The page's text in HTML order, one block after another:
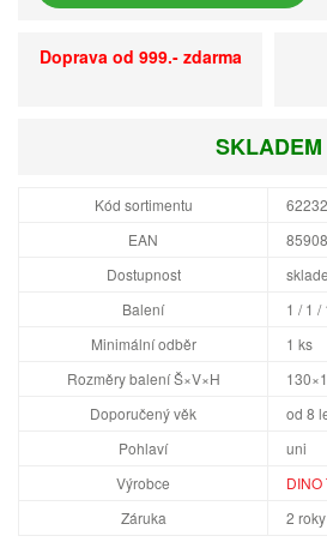
Doprava od 999.- zdarma
SKLADEM
Kód sortimentu
EAN
Dostupnost
Balení
1 / 1 /
Minimální odběr
1 ks
Rozměry balení Š×V×H
Doporučený věk
od 8
Pohlaví
uni
Výrobce
DINO
Záruka
2 roky